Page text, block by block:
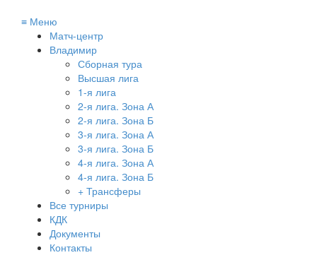
≡ Меню
Матч-центр
Владимир
Сборная тура
Высшая лига
1-я лига
2-я лига. Зона А
2-я лига. Зона Б
3-я лига. Зона А
3-я лига. Зона Б
4-я лига. Зона А
4-я лига. Зона Б
+ Трансферы
Все турниры
КДК
Документы
Контакты